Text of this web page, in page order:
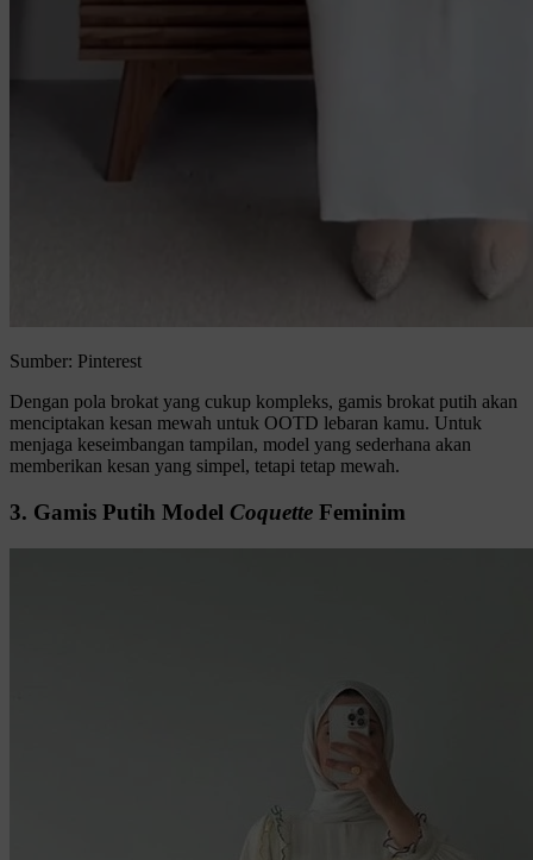
Sumber: Pinterest
Dengan pola brokat yang cukup kompleks, gamis brokat putih akan
menciptakan kesan mewah untuk OOTD lebaran kamu. Untuk
menjaga keseimbangan tampilan, model yang sederhana akan
memberikan kesan yang simpel, tetapi tetap mewah.
3. Gamis Putih Model Coquette Feminim